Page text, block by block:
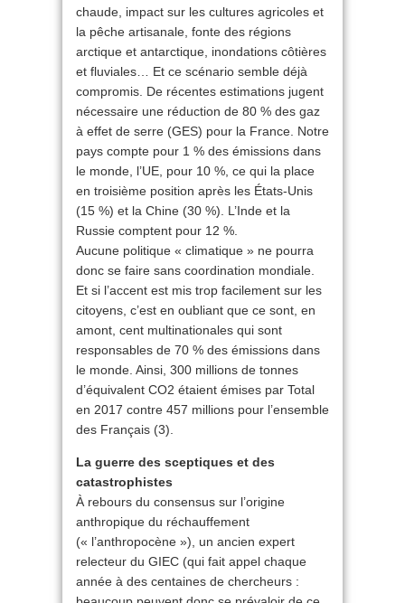
chaude, impact sur les cultures agricoles et
la pêche artisanale, fonte des régions
arctique et antarctique, inondations côtières
et fluviales… Et ce scénario semble déjà
compromis. De récentes estimations jugent
nécessaire une réduction de 80 % des gaz
à effet de serre (GES) pour la France. Notre
pays compte pour 1 % des émissions dans
le monde, l’UE, pour 10 %, ce qui la place
en troisième position après les États-Unis
(15 %) et la Chine (30 %). L’Inde et la
Russie comptent pour 12 %.
Aucune politique « climatique » ne pourra
donc se faire sans coordination mondiale.
Et si l’accent est mis trop facilement sur les
citoyens, c’est en oubliant que ce sont, en
amont, cent multinationales qui sont
responsables de 70 % des émissions dans
le monde. Ainsi, 300 millions de tonnes
d’équivalent CO2 étaient émises par Total
en 2017 contre 457 millions pour l’ensemble
des Français (3).
La guerre des sceptiques et des
catastrophistes
À rebours du consensus sur l’origine
anthropique du réchauffement
(« l’anthropocène »), un ancien expert
relecteur du GIEC (qui fait appel chaque
année à des centaines de chercheurs :